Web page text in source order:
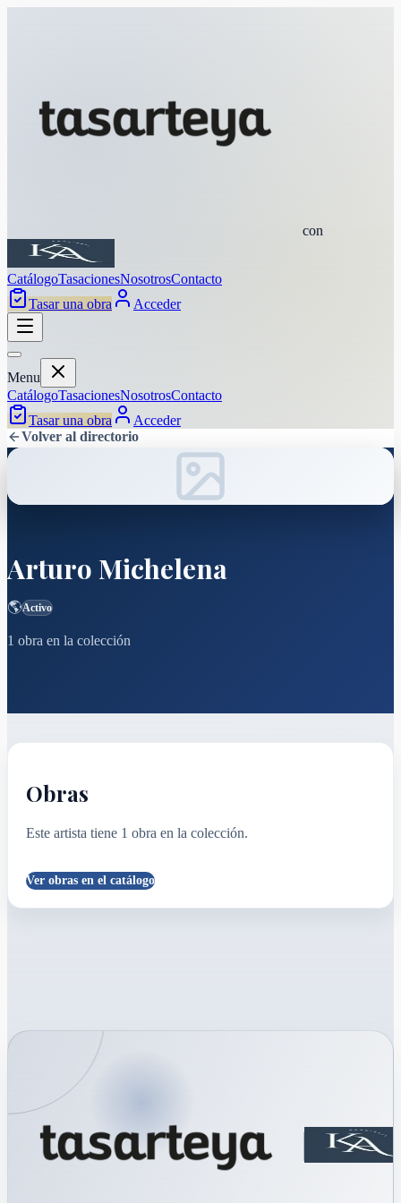
con
CatálogoTasacionesNosotrosContacto
Tasar una obra
Acceder
Menu
CatálogoTasacionesNosotrosContacto
Tasar una obra
Acceder
Volver al directorio
Arturo Michelena
🌎Activo
1 obra en la colección
Obras
Este artista tiene 1 obra en la colección.
Ver obras en el catálogo